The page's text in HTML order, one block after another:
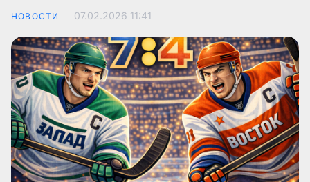
НОВОСТИ 07.02.2026 11:41